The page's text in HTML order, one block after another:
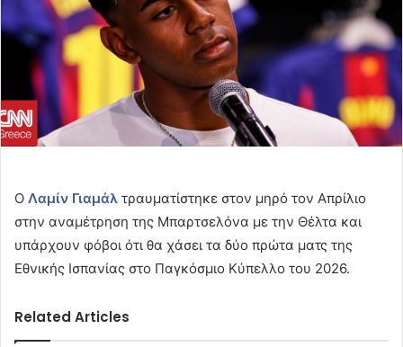
Ο Λαμίν Γιαμάλ τραυματίστηκε στον μηρό τον Απρίλιο
στην αναμέτρηση της Μπαρτσελόνα με την Θέλτα και
υπάρχουν φόβοι ότι θα χάσει τα δύο πρώτα ματς της
Εθνικής Ισπανίας στο Παγκόσμιο Κύπελλο του 2026.
Related Articles